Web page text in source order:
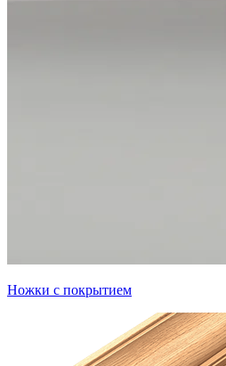
Ножки с покрытием